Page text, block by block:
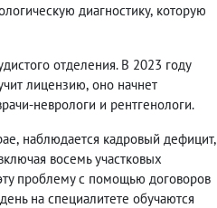
диагностику, которую
отделения. В 2023 году
лицензию, оно начнет
неврологи и рентгенологи.
, наблюдается кадровый дефицит,
восемь участковых
проблему с помощью договоров
на специалитете обучаются